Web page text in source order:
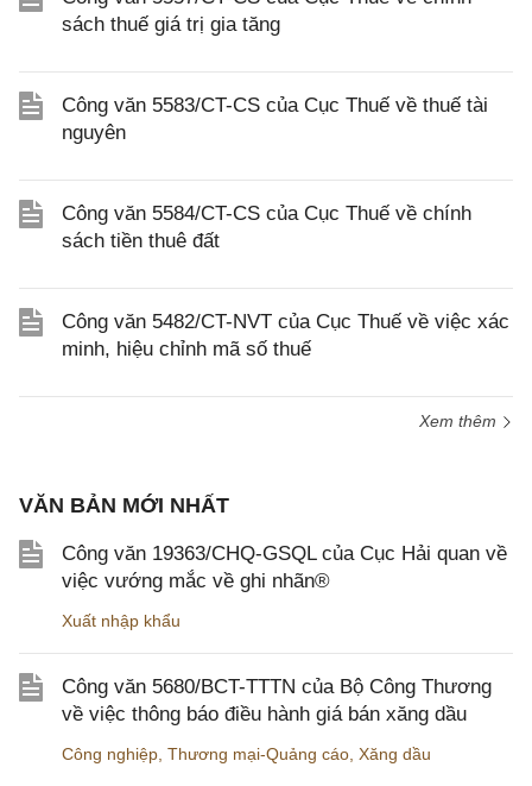
sách thuế giá trị gia tăng
Công văn 5583/CT-CS của Cục Thuế về thuế tài
nguyên
Công văn 5584/CT-CS của Cục Thuế về chính
sách tiền thuê đất
Công văn 5482/CT-NVT của Cục Thuế về việc xác
minh, hiệu chỉnh mã số thuế
Xem thêm
VĂN BẢN MỚI NHẤT
Công văn 19363/CHQ-GSQL của Cục Hải quan về
việc vướng mắc về ghi nhãn®
Xuất nhập khẩu
Công văn 5680/BCT-TTTN của Bộ Công Thương
về việc thông báo điều hành giá bán xăng dầu
Công nghiệp Thương mại-Quảng cáo Xăng dầu